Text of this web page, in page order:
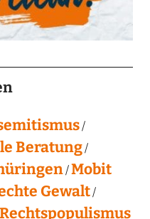
Beratung
Mobit
Gewalt
Rechtspopulismus